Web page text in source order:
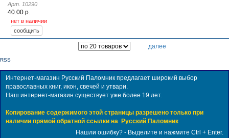
Арт. 10290
40.00 р.
нет в наличии
далее
RSS
Интернет-магазин Русский Паломник предлагает широкий выбор
православных книг, икон, свечей и утвари.
Наш интернет-магазин существует уже более 19 лет.
Копирование содержимого этой страницы разрешено только при
наличии прямой обратной ссылки на Русский Паломник
Нашли ошибку? - Выделите и нажмите Ctrl + Enter.